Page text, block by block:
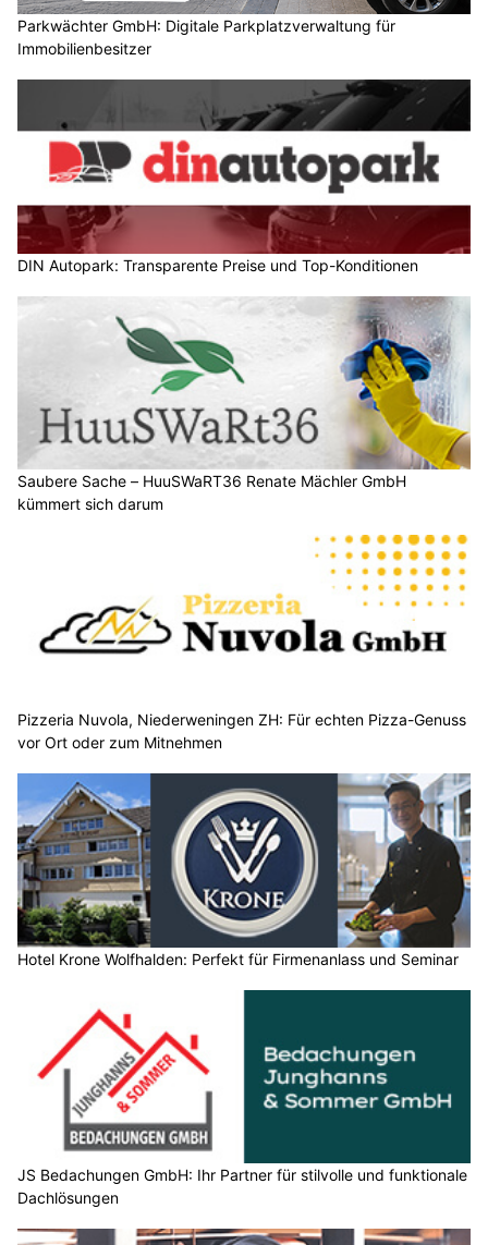
Parkwächter GmbH: Digitale Parkplatzverwaltung für
Immobilienbesitzer
DIN Autopark: Transparente Preise und Top-Konditionen
Saubere Sache – HuuSWaRT36 Renate Mächler GmbH
kümmert sich darum
Pizzeria Nuvola, Niederweningen ZH: Für echten Pizza-Genuss
vor Ort oder zum Mitnehmen
Hotel Krone Wolfhalden: Perfekt für Firmenanlass und Seminar
JS Bedachungen GmbH: Ihr Partner für stilvolle und funktionale
Dachlösungen